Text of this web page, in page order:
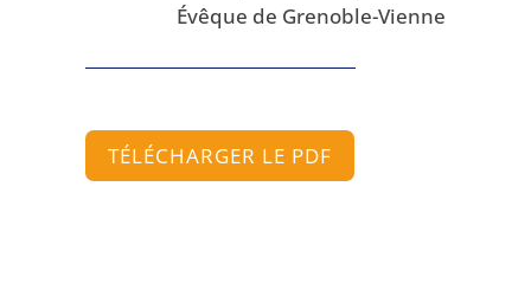
Évêque de Grenoble-Vienne
TÉLÉCHARGER LE PDF